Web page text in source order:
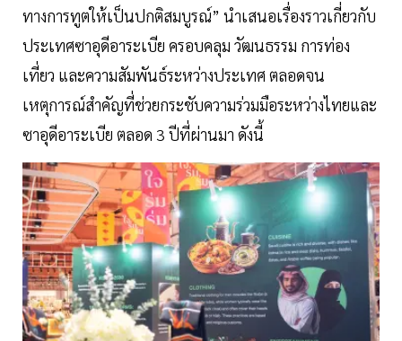
ทางการทูตให้เป็นปกติสมบูรณ์” นำเสนอเรื่องราวเกี่ยวกับ
ประเทศซาอุดีอาระเบีย ครอบคลุม วัฒนธรรม การท่อง
เที่ยว และความสัมพันธ์ระหว่างประเทศ ตลอดจน
เหตุการณ์สำคัญที่ช่วยกระชับความร่วมมือระหว่างไทยและ
ซาอุดีอาระเบีย ตลอด 3 ปีที่ผ่านมา ดังนี้